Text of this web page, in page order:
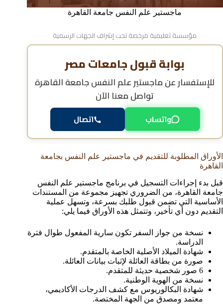
ماجستير علم النفس جامعة القاهرة
مؤسسة تعليمية مرخصة تحت إشراف الجهات الرسمية
بوابة قبول جامعات مصر
للإستفسار عنماجستير علم النفس جامعة القاهرة
تواصل معنا الآن
واتساب اتصال
الأوراق المطلوبة للتقديم في ماجستير علم النفس بجامعة
القاهرة
قبل بدء إجراءات التسجيل في برنامج ماجستير علم النفس
جامعة القاهرة، من الضروري تجهيز مجموعة من المستندات
الأساسية التي تضمن قبول طلبك بسرعة، وتسهل عملية
التقديم دون أي تأخير، وتتمثل هذه الأوراق فيما يلي:
نسخة من جواز السفر تكون سارية المفعول طوال فترة
الدراسة.
شهادة الميلاد الأصلية الخاصة بالمتقدم.
صورة من بطاقة العائلة لإثبات بيانات العائلة.
6 صور شخصية حديثة للمتقدم.
نسخة من الهوية الوطنية.
شهادة البكالوريوس مع كشف الدرجات الأكاديمي،
معتمد ومصدق من الجهة المختصة.